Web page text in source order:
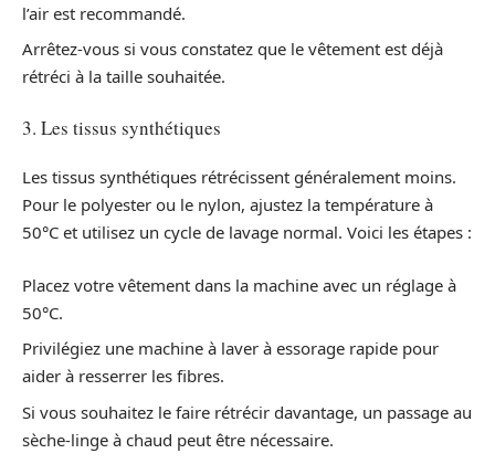
l’air est recommandé.
Arrêtez-vous si vous constatez que le vêtement est déjà
rétréci à la taille souhaitée.
3. Les tissus synthétiques
Les tissus synthétiques rétrécissent généralement moins.
Pour le polyester ou le nylon, ajustez la température à
50°C et utilisez un cycle de lavage normal. Voici les étapes :
Placez votre vêtement dans la machine avec un réglage à
50°C.
Privilégiez une machine à laver à essorage rapide pour
aider à resserrer les fibres.
Si vous souhaitez le faire rétrécir davantage, un passage au
sèche-linge à chaud peut être nécessaire.